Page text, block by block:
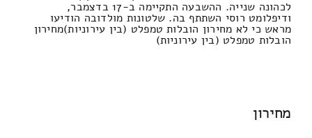
לכהונה שנייה. ההשבעה התקיימה ב-17 בדצמבר,
ודיפלומט רוסי השתתף בה. שלטונות מולדובה הודיעו
מראש כי לא מחירון הובלות טמפלט (בין עירוניות)מחירון
הובלות טמפלט (בין עירוניות)
מחירון